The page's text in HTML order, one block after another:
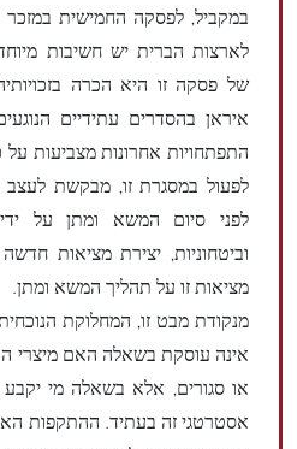
במקביל, לפסקה החמישית במזכר
לארצות הברית יש חשיבות
של פסקה זו היא הכרה
איראן בהסדרים עתידיים
התפתחויות אחרונות מצביעות
לפעול במסגרת זו, מבקשת
לפני סיום המשא ומתן על ידי
וביטחוניות, יצירת מציאות
מציאות זו על תהליך המשא ומתן.
מנקודת מבט זו, המחלוקת
אינה עוסקת בשאלה האם מיצרי
או סגורים, אלא בשאלה מי
אסטרטגי זה בעתיד. ההתקפות